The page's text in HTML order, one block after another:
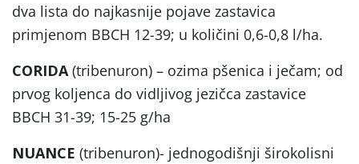
dva lista do najkasnije pojave zastavica
primjenom BBCH 12-39; u količini 0,6-0,8 l/ha.
CORIDA (tribenuron) – ozima pšenica i ječam; od
prvog koljenca do vidljivog jezičca zastavice
BBCH 31-39; 15-25 g/ha
NUANCE (tribenuron)- jednogodišnji širokolisni